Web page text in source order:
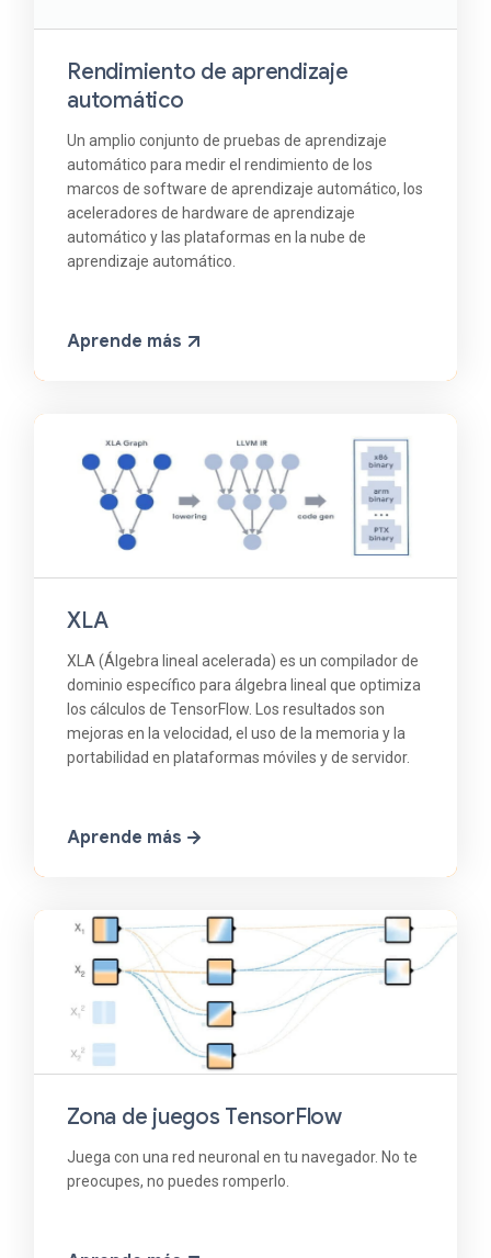
Rendimiento de aprendizaje
automático
Un amplio conjunto de pruebas de aprendizaje
automático para medir el rendimiento de los
marcos de software de aprendizaje automático, los
aceleradores de hardware de aprendizaje
automático y las plataformas en la nube de
aprendizaje automático.
Aprende más
XLA
XLA (Álgebra lineal acelerada) es un compilador de
dominio específico para álgebra lineal que optimiza
los cálculos de TensorFlow. Los resultados son
mejoras en la velocidad, el uso de la memoria y la
portabilidad en plataformas móviles y de servidor.
Aprende más
Zona de juegos TensorFlow
Juega con una red neuronal en tu navegador. No te
preocupes, no puedes romperlo.